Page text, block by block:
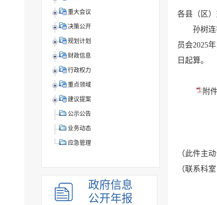
重大会议
决策公开
规划计划
财政信息
行政权力
重点领域
建议提案
公示公告
业务动态
应急管理
政府信息
公开年报
各县（区
孙树
员会2025
日起算。
附
（此件主
（联系科